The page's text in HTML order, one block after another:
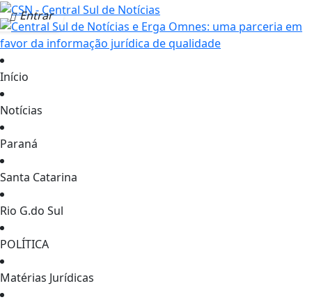
Entrar
Início
Notícias
Paraná
Santa Catarina
Rio G.do Sul
POLÍTICA
Matérias Jurídicas